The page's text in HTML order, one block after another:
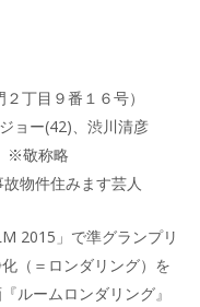
丁目９番１６号）
ョー(42)、渋川清彦
※敬称略
物件住みます芸人
2015」で準グランプリ
（＝ロンダリング）を
ルームロンダリング』